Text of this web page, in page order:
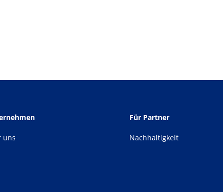
uns
Für Partner
Nachhaltigkeit